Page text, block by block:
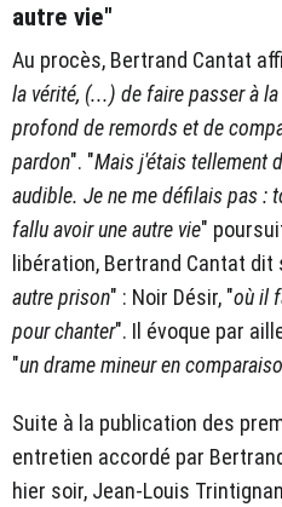
autre vie"
Au procès, Bertrand Cantat
la vérité, (...) de faire passer à
profond de remords et de
pardon". "Mais j'étais tellement
audible. Je ne me défilais pas :
fallu avoir une autre vie"
libération, Bertrand Cantat
autre prison" : Noir Désir, "où il
pour chanter". Il évoque par
"un drame mineur en
Suite à la publication des
entretien accordé par
hier soir, Jean-Louis